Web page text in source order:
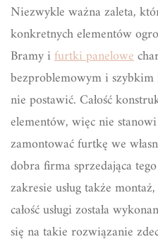
Niezwykle ważna zaleta,
konkretnych elementów
Bramy ifurtki panelowe
bezproblemowym i
nie postawić. Całość
elementów, więc nie
zamontować furtkę we
dobra firma sprzedająca
zakresie usług także
całość usługi została
się na takie rozwiązanie